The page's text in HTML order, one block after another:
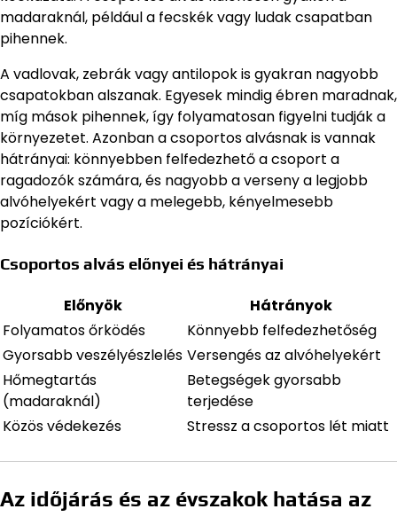
madaraknál, például a fecskék vagy ludak csapatban
pihennek.
A vadlovak, zebrák vagy antilopok is gyakran nagyobb
csapatokban alszanak. Egyesek mindig ébren maradnak,
míg mások pihennek, így folyamatosan figyelni tudják a
környezetet. Azonban a csoportos alvásnak is vannak
hátrányai: könnyebben felfedezhető a csoport a
ragadozók számára, és nagyobb a verseny a legjobb
alvóhelyekért vagy a melegebb, kényelmesebb
pozíciókért.
Csoportos alvás előnyei és hátrányai
Előnyök
Hátrányok
Folyamatos őrködés
Könnyebb felfedezhetőség
Gyorsabb veszélyészlelés Versengés az alvóhelyekért
Hőmegtartás
(madaraknál)
Betegségek gyorsabb
terjedése
Közös védekezés
Stressz a csoportos lét miatt
Az időjárás és az évszakok hatása az